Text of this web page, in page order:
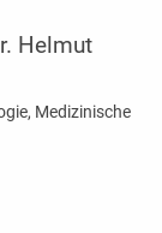
Helmut
Medizinische